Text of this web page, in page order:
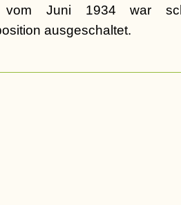
vom Juni 1934 war
ausgeschaltet.